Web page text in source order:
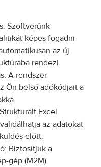
Szoftverünk
képes fogadni
az új
rendezi.
A rendszer
Ön belső adókódjait a
Excel
az adatokat
előtt.
Biztosítjuk a
gép (M2M)